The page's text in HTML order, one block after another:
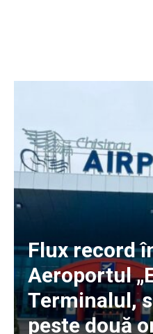
Flux record
Aeroportul
Terminalul,
peste două